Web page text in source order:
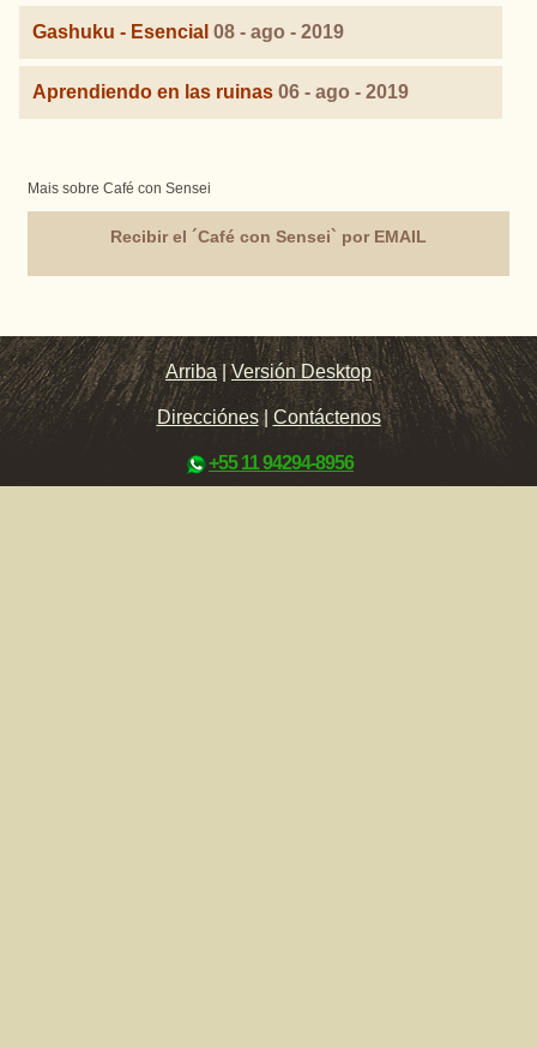
Gashuku - Esencial 08 - ago - 2019
Aprendiendo en las ruinas 06 - ago - 2019
Mais sobre Café con Sensei
Recibir el ´Café con Sensei` por EMAIL
Arriba |Versión Desktop
Direcciónes| Contáctenos
+55 11 94294-8956